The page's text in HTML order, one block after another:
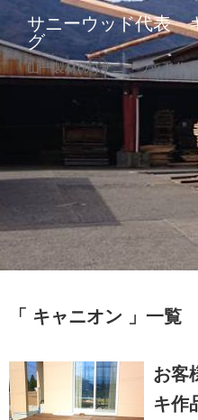
サニーウッド代表
グ
山一製材(株)サニーウッド代
キャニオン 一覧
お客
キ作